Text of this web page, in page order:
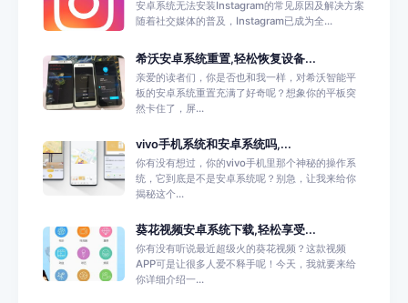
安卓系统无法安装Instagram的常见原因及解决方案
随着社交媒体的普及，Instagram已成为全...
希沃安卓系统重置,轻松恢复设备...
亲爱的读者们，你是否也和我一样，对希沃智能平
板的安卓系统重置充满了好奇呢？想象你的平板突
然卡住了，屏...
vivo手机系统和安卓系统吗,...
你有没有想过，你的vivo手机里那个神秘的操作系
统，它到底是不是安卓系统呢？别急，让我来给你
揭秘这个...
葵花视频安卓系统下载,轻松享受...
你有没有听说最近超级火的葵花视频？这款视频
APP可是让很多人爱不释手呢！今天，我就要来给
你详细介绍一...